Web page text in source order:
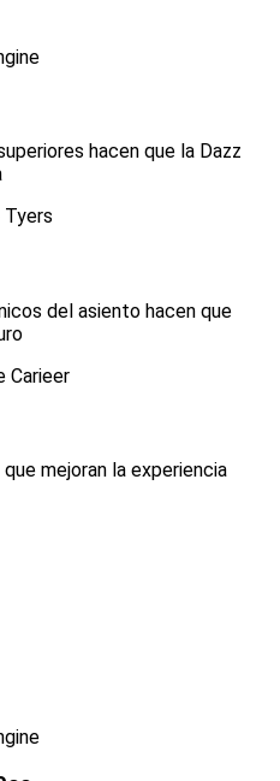
hacen que la Dazz
del asiento hacen que
mejoran la experiencia